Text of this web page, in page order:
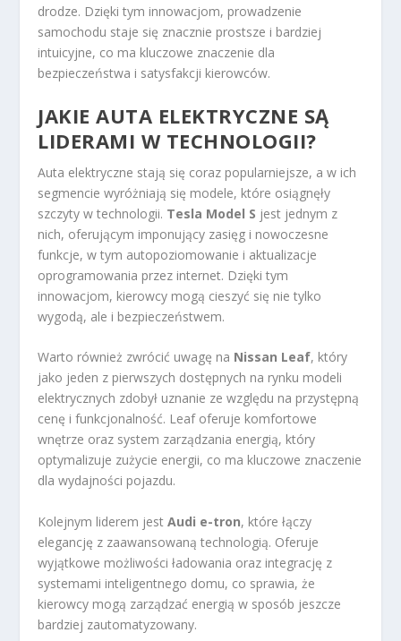
drodze. Dzięki tym innowacjom, prowadzenie
samochodu staje się znacznie prostsze i bardziej
intuicyjne, co ma kluczowe znaczenie dla
bezpieczeństwa i satysfakcji kierowców.
JAKIE AUTA ELEKTRYCZNE SĄ
LIDERAMI W TECHNOLOGII?
Auta elektryczne stają się coraz popularniejsze, a w ich
segmencie wyróżniają się modele, które osiągnęły
szczyty w technologii. Tesla Model S jest jednym z
nich, oferującym imponujący zasięg i nowoczesne
funkcje, w tym autopoziomowanie i aktualizacje
oprogramowania przez internet. Dzięki tym
innowacjom, kierowcy mogą cieszyć się nie tylko
wygodą, ale i bezpieczeństwem.
Warto również zwrócić uwagę na Nissan Leaf, który
jako jeden z pierwszych dostępnych na rynku modeli
elektrycznych zdobył uznanie ze względu na przystępną
cenę i funkcjonalność. Leaf oferuje komfortowe
wnętrze oraz system zarządzania energią, który
optymalizuje zużycie energii, co ma kluczowe znaczenie
dla wydajności pojazdu.
Kolejnym liderem jestAudi e-tron, które łączy
elegancję z zaawansowaną technologią. Oferuje
wyjątkowe możliwości ładowania oraz integrację z
systemami inteligentnego domu, co sprawia, że
kierowcy mogą zarządzać energią w sposób jeszcze
bardziej zautomatyzowany.